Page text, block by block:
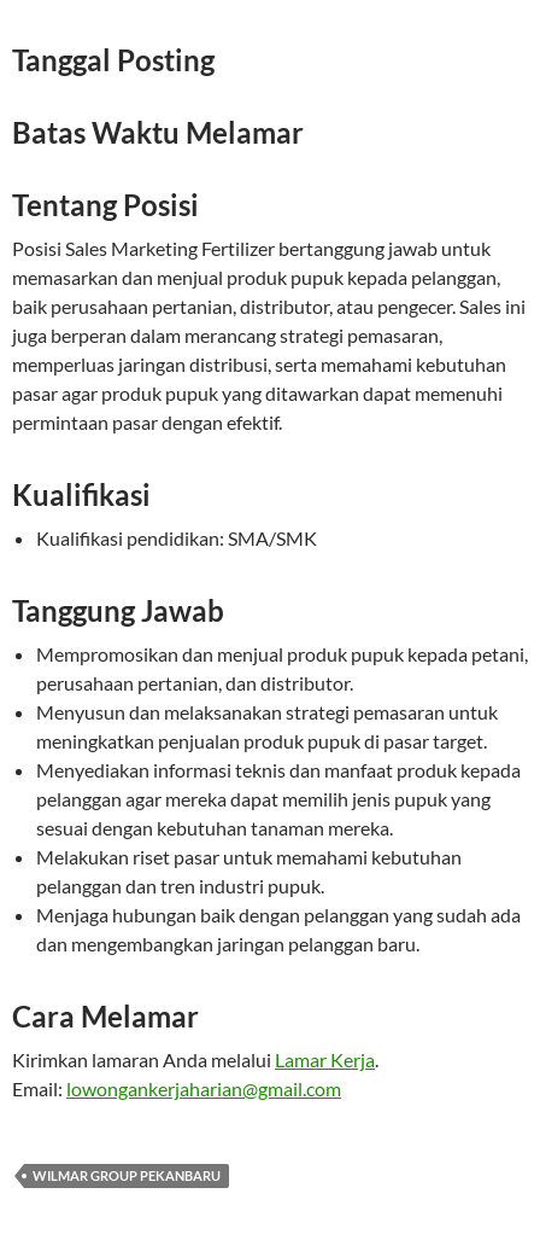
Tanggal Posting
Batas Waktu Melamar
Tentang Posisi
Posisi Sales Marketing Fertilizer bertanggung jawab untuk
memasarkan dan menjual produk pupuk kepada pelanggan,
baik perusahaan pertanian, distributor, atau pengecer. Sales ini
juga berperan dalam merancang strategi pemasaran,
memperluas jaringan distribusi, serta memahami kebutuhan
pasar agar produk pupuk yang ditawarkan dapat memenuhi
permintaan pasar dengan efektif.
Kualifikasi
Kualifikasi pendidikan: SMA/SMK
Tanggung Jawab
Mempromosikan dan menjual produk pupuk kepada petani,
perusahaan pertanian, dan distributor.
Menyusun dan melaksanakan strategi pemasaran untuk
meningkatkan penjualan produk pupuk di pasar target.
Menyediakan informasi teknis dan manfaat produk kepada
pelanggan agar mereka dapat memilih jenis pupuk yang
sesuai dengan kebutuhan tanaman mereka.
Melakukan riset pasar untuk memahami kebutuhan
pelanggan dan tren industri pupuk.
Menjaga hubungan baik dengan pelanggan yang sudah ada
dan mengembangkan jaringan pelanggan baru.
Cara Melamar
Kirimkan lamaran Anda melalui Lamar Kerja.
Email: lowongankerjaharian@gmail.com
WILMAR GROUP PEKANBARU